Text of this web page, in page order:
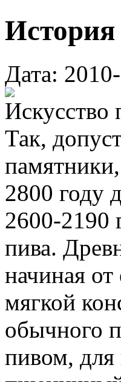
Дата:
Искусство
Так,
2800 году
2600-2190
пива.
начиная
мягкой
обычного
пивом, для